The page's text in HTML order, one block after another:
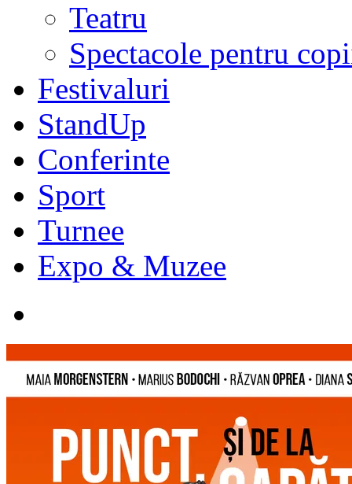
Teatru
Spectacole pentru
Festivaluri
StandUp
Conferinte
Sport
Turnee
Expo & Muzee